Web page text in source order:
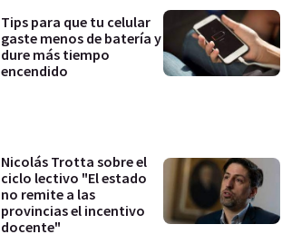
Tips para que tu celular
gaste menos de batería y
dure más tiempo
encendido
Nicolás Trotta sobre el
ciclo lectivo "El estado
no remite a las
provincias el incentivo
docente"